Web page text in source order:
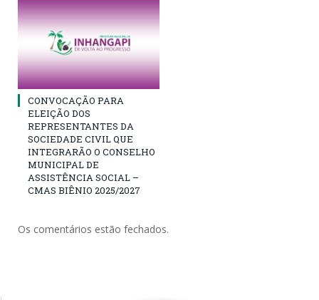
CONVOCAÇÃO PARA
ELEIÇÃO DOS
REPRESENTANTES DA
SOCIEDADE CIVIL QUE
INTEGRARÃO O CONSELHO
MUNICIPAL DE
ASSISTÊNCIA SOCIAL –
CMAS BIÊNIO 2025/2027
Os comentários estão fechados.